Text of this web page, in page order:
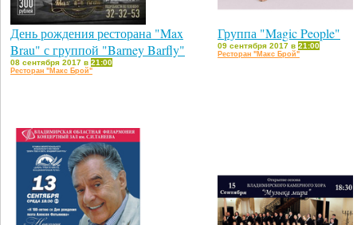
День рождения ресторана "Max
Brau" с группой "Barney Barfly"
08 сентября 2017 в 21:00
Ресторан "Макс Брой"
Группа "Magic People"
09 сентября 2017 в 21:00
Ресторан "Макс Брой"